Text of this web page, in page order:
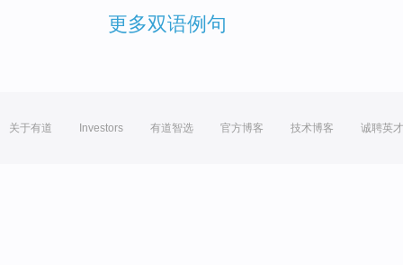
更多双语例句
关于有道 Investors 有道智选 官方博客 技术博客 诚聘英才